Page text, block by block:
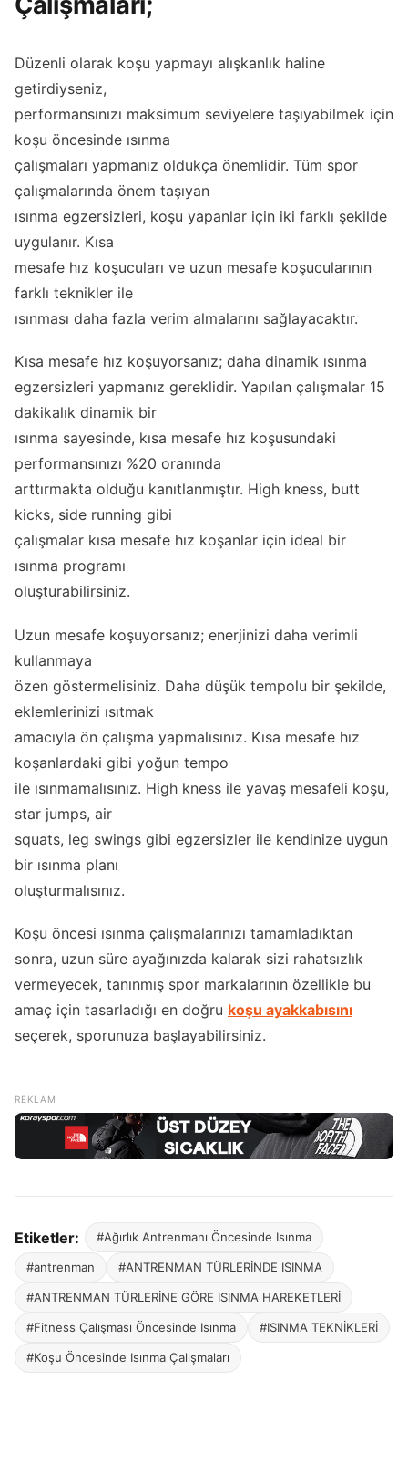
Düzenli olarak koşu yapmayı alışkanlık haline
getirdiyseniz,
performansınızı maksimum seviyelere taşıyabilmek için
koşu öncesinde ısınma
çalışmaları yapmanız oldukça önemlidir. Tüm spor
çalışmalarında önem taşıyan
ısınma egzersizleri, koşu yapanlar için iki farklı şekilde
uygulanır. Kısa
mesafe hız koşucuları ve uzun mesafe koşucularının
farklı teknikler ile
ısınması daha fazla verim almalarını sağlayacaktır.
Kısa mesafe hız koşuyorsanız; daha dinamik ısınma
egzersizleri yapmanız gereklidir. Yapılan çalışmalar 15
dakikalık dinamik bir
ısınma sayesinde, kısa mesafe hız koşusundaki
performansınızı %20 oranında
arttırmakta olduğu kanıtlanmıştır. High kness, butt
kicks, side running gibi
çalışmalar kısa mesafe hız koşanlar için ideal bir
ısınma programı
oluşturabilirsiniz.
Uzun mesafe koşuyorsanız; enerjinizi daha verimli
kullanmaya
özen göstermelisiniz. Daha düşük tempolu bir şekilde,
eklemlerinizi ısıtmak
amacıyla ön çalışma yapmalısınız. Kısa mesafe hız
koşanlardaki gibi yoğun tempo
ile ısınmamalısınız. High kness ile yavaş mesafeli koşu,
star jumps, air
squats, leg swings gibi egzersizler ile kendinize uygun
bir ısınma planı
oluşturmalısınız.
Koşu öncesi ısınma çalışmalarınızı tamamladıktan
sonra, uzun süre ayağınızda kalarak sizi rahatsızlık
vermeyecek, tanınmış spor markalarının özellikle bu
amaç için tasarladığı en doğru koşu ayakkabısını
seçerek, sporunuza başlayabilirsiniz.
Etiketler: #Ağırlık Antrenmanı Öncesinde Isınma
#antrenman #ANTRENMAN TÜRLERİNDE ISINMA
#ANTRENMAN TÜRLERİNE GÖRE ISINMA HAREKETLERİ
#Fitness Çalışması Öncesinde Isınma #ISINMA TEKNİKLERİ
#Koşu Öncesinde Isınma Çalışmaları